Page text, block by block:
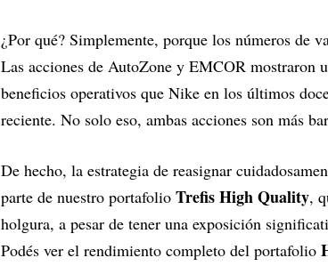
¿Por qué? Simplemente, porque los números de
Las acciones de AutoZone y EMCOR mostraron
beneficios operativos que Nike en los últimos
reciente. No solo eso, ambas acciones son más
De hecho, la estrategia de reasignar
parte de nuestro portafolio Trefis High Quality,
holgura, a pesar de tener una exposición
Podés ver el rendimiento completo del portafolio